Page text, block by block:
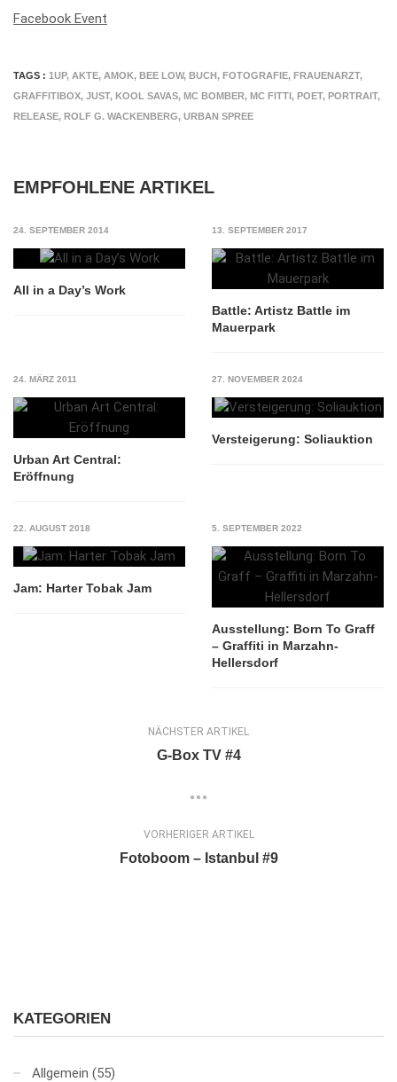
Facebook Event
TAGS : 1UP, AKTE, AMOK, BEE LOW, BUCH, FOTOGRAFIE, FRAUENARZT,
GRAFFITIBOX, JUST, KOOL SAVAS, MC BOMBER, MC FITTI, POET, PORTRAIT,
RELEASE, ROLF G. WACKENBERG, URBAN SPREE
EMPFOHLENE ARTIKEL
24. SEPTEMBER 2014
All in a Day’s Work
13. SEPTEMBER 2017
Battle: Artistz Battle im
Mauerpark
24. MÄRZ 2011
Urban Art Central:
Eröffnung
27. NOVEMBER 2024
Versteigerung: Soliauktion
22. AUGUST 2018
Jam: Harter Tobak Jam
5. SEPTEMBER 2022
Ausstellung: Born To Graff
– Graffiti in Marzahn-
Hellersdorf
NÄCHSTER ARTIKEL
G-Box TV #4
VORHERIGER ARTIKEL
Fotoboom – Istanbul #9
KATEGORIEN
Allgemein (55)